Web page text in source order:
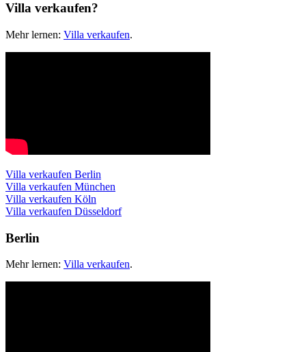
Villa verkaufen?
Mehr lernen: Villa verkaufen.
Villa verkaufen Berlin
Villa verkaufen München
Villa verkaufen Köln
Villa verkaufen Düsseldorf
Berlin
Mehr lernen: Villa verkaufen.